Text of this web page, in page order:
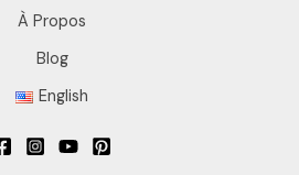
À Propos
Blog
English